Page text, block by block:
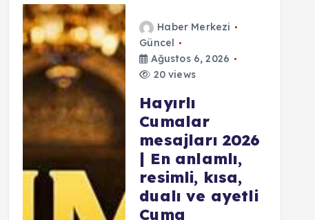
Haber Merkezi
Güncel
Ağustos 6, 2026
20 views
Hayırlı
Cumalar
mesajları 2026
| En anlamlı,
resimli, kısa,
dualı ve ayetli
Cuma